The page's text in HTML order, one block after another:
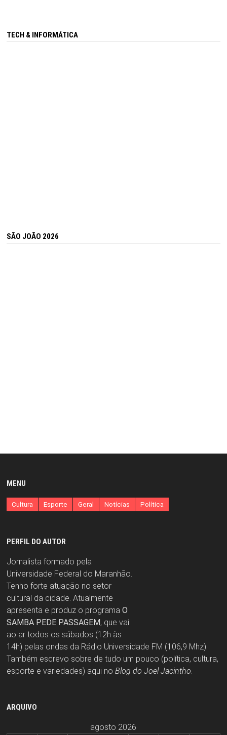
TECH & INFORMÁTICA
SÃO JOÃO 2026
MENU
Cultura Esporte Geral Notícias Política
PERFIL DO AUTOR
Jornalista formado pela
Universidade Federal do Maranhão.
Tenho forte atuação no setor
cultural da cidade. Atualmente
apresenta e produz o programa O
SAMBA PEDE PASSAGEM, que vai
ao ar todos os sábados (12h às
14h) pelas ondas da Rádio Universidade FM (106,9 Mhz).
Também escrevo sobre de tudo um pouco (política, cultura,
esporte e variedades) aqui no Blog do Joel Jacintho.
ARQUIVO
agosto 2026